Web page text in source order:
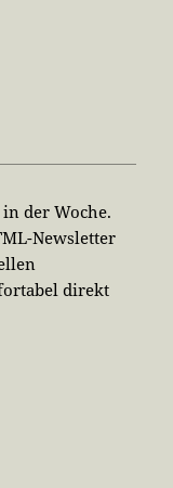
der Woche.
Newsletter
direkt